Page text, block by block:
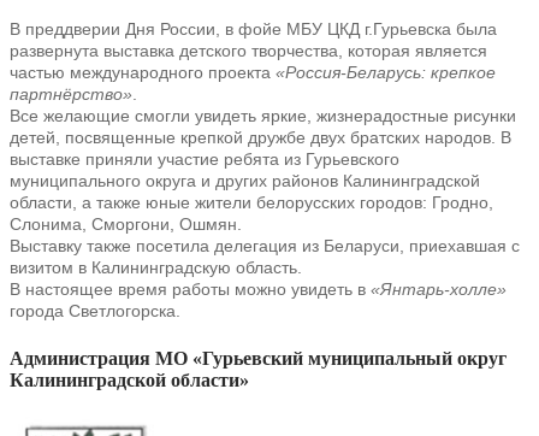
В преддверии Дня России, в фойе МБУ ЦКД г.Гурьевска была
развернута выставка детского творчества, которая является
частью международного проекта «Россия-Беларусь: крепкое
партнёрство».
Все желающие смогли увидеть яркие, жизнерадостные рисунки
детей, посвященные крепкой дружбе двух братских народов. В
выставке приняли участие ребята из Гурьевского
муниципального округа и других районов Калининградской
области, а также юные жители белорусских городов: Гродно,
Слонима, Сморгони, Ошмян.
Выставку также посетила делегация из Беларуси, приехавшая с
визитом в Калининградскую область.
В настоящее время работы можно увидеть в «Янтарь-холле»
города Светлогорска.
Администрация МО «Гурьевский муниципальный округ
Калининградской области»